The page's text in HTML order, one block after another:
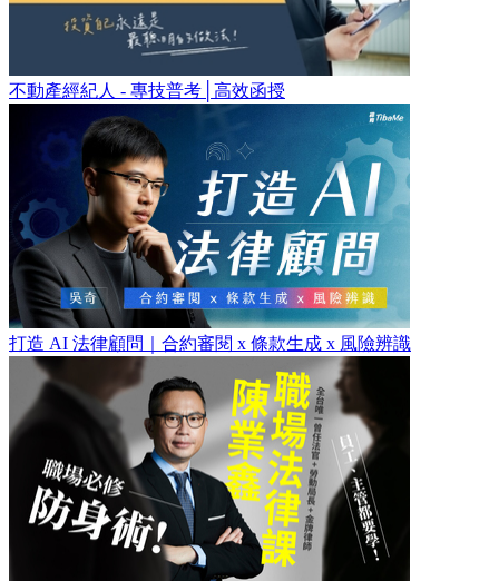
不動產經紀人 - 專技普考│高效函授
打造 AI 法律顧問｜合約審閱 x 條款生成 x 風險辨識